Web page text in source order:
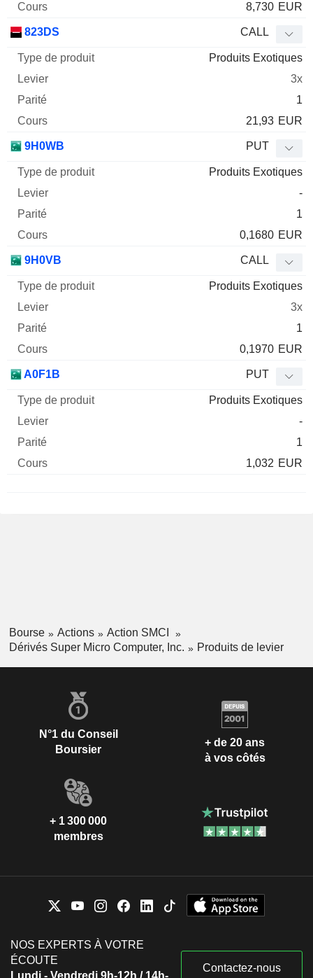
8,730 EUR
823DS CALL
Produits Exotiques
3x
1
21,93 EUR
9H0WB PUT
Produits Exotiques
-
1
0,1680 EUR
9H0VB CALL
Produits Exotiques
3x
1
0,1970 EUR
A0F1B PUT
Produits Exotiques
-
1
1,032 EUR
Bourse Actions
Action SMCI
Dérivés Super Micro Computer, Inc.
Produits de levier
N°1 du Conseil
Boursier
+ de 20 ans
à vos côtés
+ 1 300 000
membres
NOS EXPERTS À VOTRE
ÉCOUTE
Lundi - Vendredi 9h-12h / 14h-
Contactez-nous